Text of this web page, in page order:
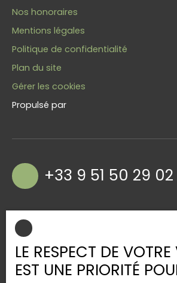
Nos honoraires
Mentions légales
Politique de confidentialité
Plan du site
Gérer les cookies
Propulsé par
+33 9 51 50 29 02
LE RESPECT DE VOTRE
EST UNE PRIORITÉ